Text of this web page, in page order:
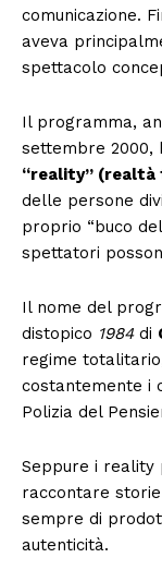
comunicazione.
aveva
spettacolo
Il programma,
settembre 2000,
“reality” (realtà
delle persone
proprio “buco
spettatori
Il nome del
distopico 1984di
regime
costantemente i
Polizia del
Seppure i reality
raccontare
sempre di
autenticità.